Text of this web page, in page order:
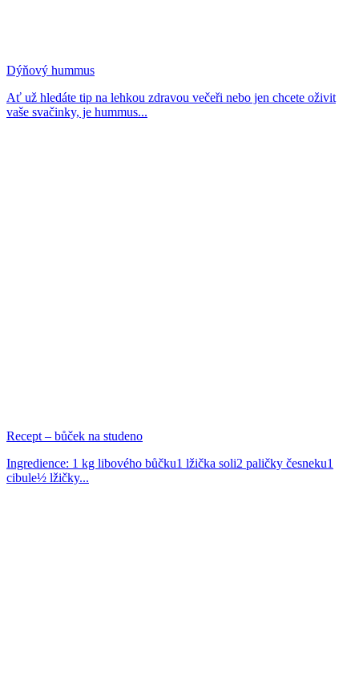
Dýňový hummus
Ať už hledáte tip na lehkou zdravou večeři nebo jen chcete oživit
vaše svačinky, je hummus...
Recept – bůček na studeno
Ingredience: 1 kg libového bůčku1 lžička soli2 paličky česneku1
cibule½ lžičky...